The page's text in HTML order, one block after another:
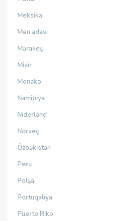
Meksika
Men adası
Mərakeş
Misir
Monako
Namibiya
Niderland
Norveç
Özbəkistan
Peru
Polşa
Portuqaliya
Puerto Riko